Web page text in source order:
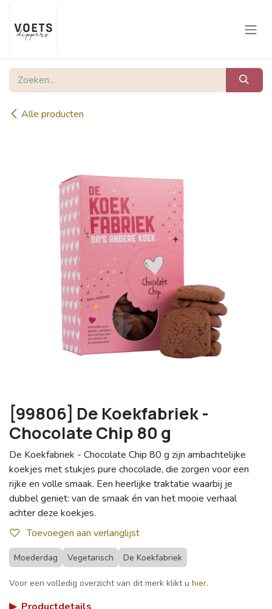
Overslaan naar inhoud
Alle producten
[99806] De Koekfabriek -
Chocolate Chip 80 g
De Koekfabriek - Chocolate Chip 80 g zijn ambachtelijke
koekjes met stukjes pure chocolade, die zorgen voor een
rijke en volle smaak. Een heerlijke traktatie waarbij je
dubbel geniet: van de smaak én van het mooie verhaal
achter deze koekjes.
Toevoegen aan verlanglijst
Moederdag Vegetarisch De Koekfabriek
Voor een volledig overzicht van dit merk klikt u hier.